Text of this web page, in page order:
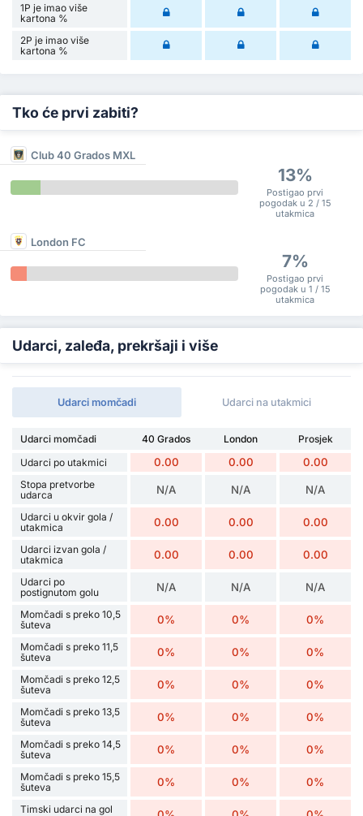
1P je imao više
kartona %
2P je imao više
kartona %
Tko će prvi zabiti?
Club 40 Grados MXL
13%
Postigao prvi
pogodak u 2 / 15
utakmica
London FC
7%
Postigao prvi
pogodak u 1 / 15
utakmica
Udarci, zaleđa, prekršaji i više
Udarci momčadi Udarci na utakmici
Udarci momčadi 40 Grados London
Prosjek
Udarci po utakmici
0.00 0.00 0.00
Stopa pretvorbe
udarca
N/A N/A N/A
Udarci u okvir gola /
utakmica
0.00 0.00 0.00
Udarci izvan gola /
utakmica
0.00 0.00 0.00
Udarci po
postignutom golu
N/A N/A N/A
Momčadi s preko 10,5
šuteva
0% 0% 0%
Momčadi s preko 11,5
šuteva
0% 0% 0%
Momčadi s preko 12,5
šuteva
0% 0% 0%
Momčadi s preko 13,5
šuteva
0% 0% 0%
Momčadi s preko 14,5
šuteva
0% 0% 0%
Momčadi s preko 15,5
šuteva
0% 0% 0%
Timski udarci na gol